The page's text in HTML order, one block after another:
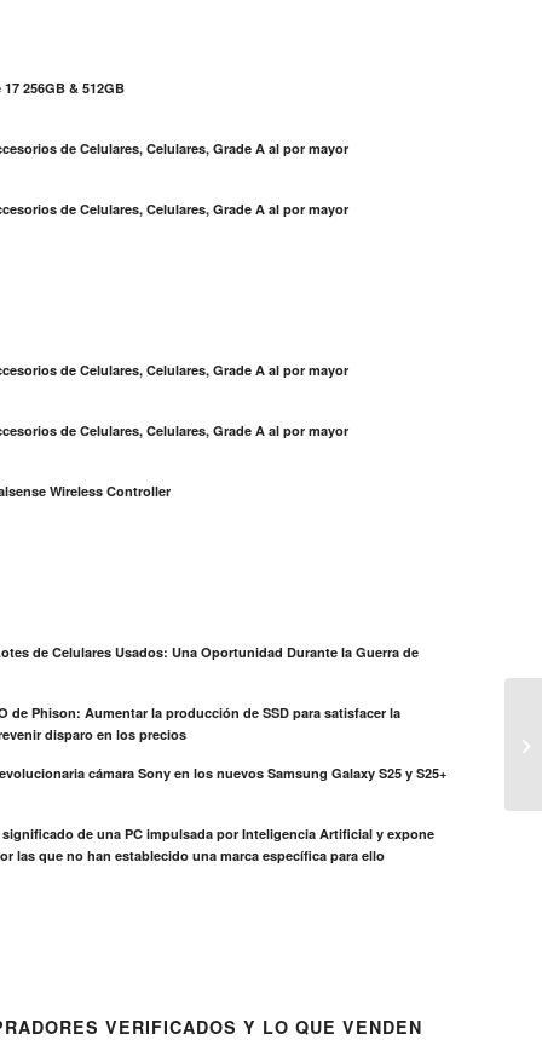
256GB & 512GB
de Celulares, Celulares, Grade A al por mayor
de Celulares, Celulares, Grade A al por mayor
de Celulares, Celulares, Grade A al por mayor
de Celulares, Celulares, Grade A al por mayor
Wireless Controller
de Celulares Usados: Una Oportunidad Durante la Guerra de
de Phison: Aumentar la producción de SSD para satisfacer la
disparo en los precios
cámara Sony en los nuevos Samsung Galaxy S25 y S25+
significado de una PC impulsada por Inteligencia Artificial y expone
las que no han establecido una marca específica para ello
VERIFICADOS Y LO QUE VENDEN